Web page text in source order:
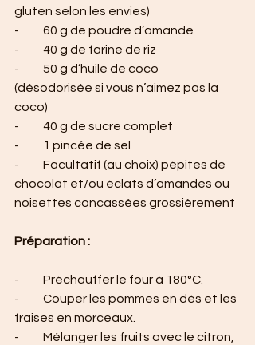
gluten selon les envies)
-          60 g de poudre d’amande
-          40 g de farine de riz
-          50 g d’huile de coco
(désodorisée si vous n’aimez pas la
coco)
-          40 g de sucre complet
-          1 pincée de sel
-          Facultatif (au choix) pépites de
chocolat et/ou éclats d’amandes ou
noisettes concassées grossièrement
Préparation :
-          Préchauffer le four à 180°C.
-          Couper les pommes en dès et les
fraises en morceaux.
-          Mélanger les fruits avec le citron,